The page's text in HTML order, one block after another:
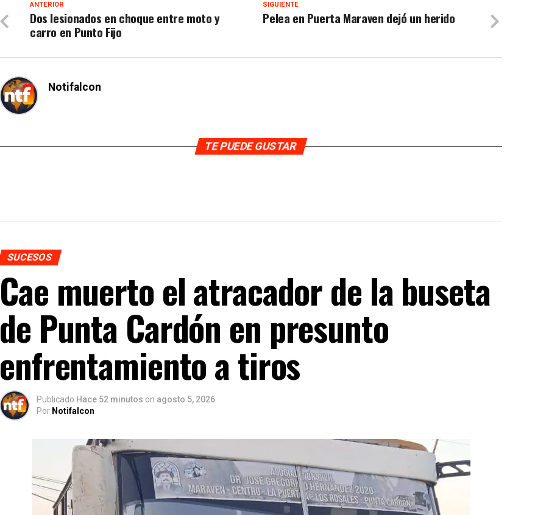
SIGUIENTE
Pelea en Puerta Maraven dejó un herido
ANTERIOR
Dos lesionados en choque entre moto y
carro en Punto Fijo
Notifalcon
TE PUEDE GUSTAR
SUCESOS
Cae muerto el atracador de la buseta
de Punta Cardón en presunto
enfrentamiento a tiros
Publicado Hace 52 minutos on agosto 5, 2026
Por Notifalcon